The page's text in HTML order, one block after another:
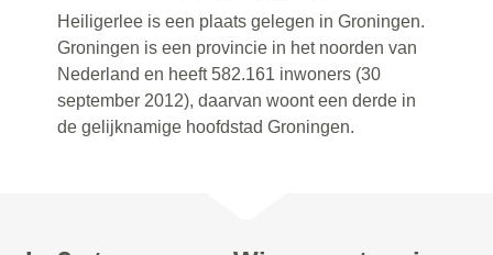
Heiligerlee is een plaats gelegen in Groningen.
Groningen is een provincie in het noorden van
Nederland en heeft 582.161 inwoners (30
september 2012), daarvan woont een derde in
de gelijknamige hoofdstad Groningen.